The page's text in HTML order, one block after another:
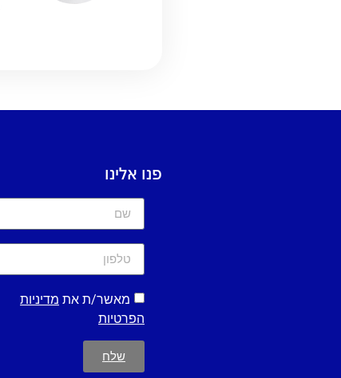
פנו אלינו
מאשר/ת את מדיניות
הפרטיות
שלח